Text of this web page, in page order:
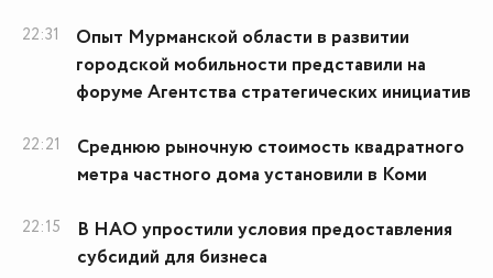
22:31
Опыт Мурманской области в развитии
городской мобильности представили на
форуме Агентства стратегических инициатив
22:21
Среднюю рыночную стоимость квадратного
метра частного дома установили в Коми
22:15
В НАО упростили условия предоставления
субсидий для бизнеса